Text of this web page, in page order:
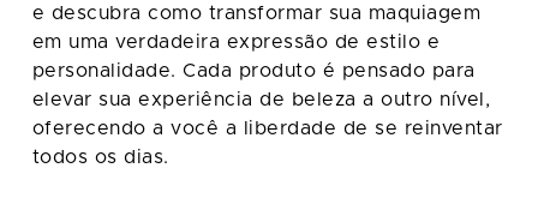
e descubra como transformar sua maquiagem
em uma verdadeira expressão de estilo e
personalidade. Cada produto é pensado para
elevar sua experiência de beleza a outro nível,
oferecendo a você a liberdade de se reinventar
todos os dias.